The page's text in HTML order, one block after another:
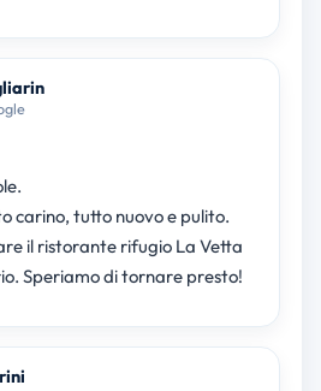
carino, tutto nuovo e pulito.
il ristorante rifugio La Vetta
Speriamo di tornare presto!